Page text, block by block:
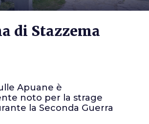
di Stazzema
Apuane è
noto per la strage
la Seconda Guerra